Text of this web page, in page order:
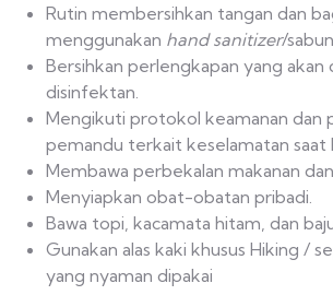
Rutin membersihkan tangan dan
menggunakan hand sanitizer/
Bersihkan perlengkapan yang akan
disinfektan.
Mengikuti protokol keamanan dan
pemandu terkait keselamatan saat
Membawa perbekalan makanan
Menyiapkan obat-obatan pribadi.
Bawa topi, kacamata hitam, dan
Gunakan alas kaki khusus Hiking /
yang nyaman dipakai